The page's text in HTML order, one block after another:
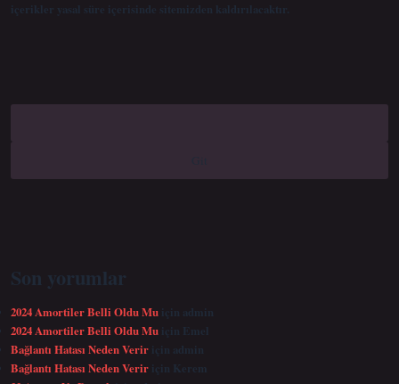
içerikler yasal süre içerisinde sitemizden kaldırılacaktır.
Son yorumlar
2024 Amortiler Belli Oldu Mu için admin
2024 Amortiler Belli Oldu Mu için Emel
Bağlantı Hatası Neden Verir için admin
Bağlantı Hatası Neden Verir için Kerem